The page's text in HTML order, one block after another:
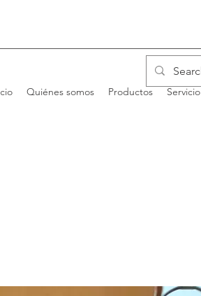
Quiénes somos Productos